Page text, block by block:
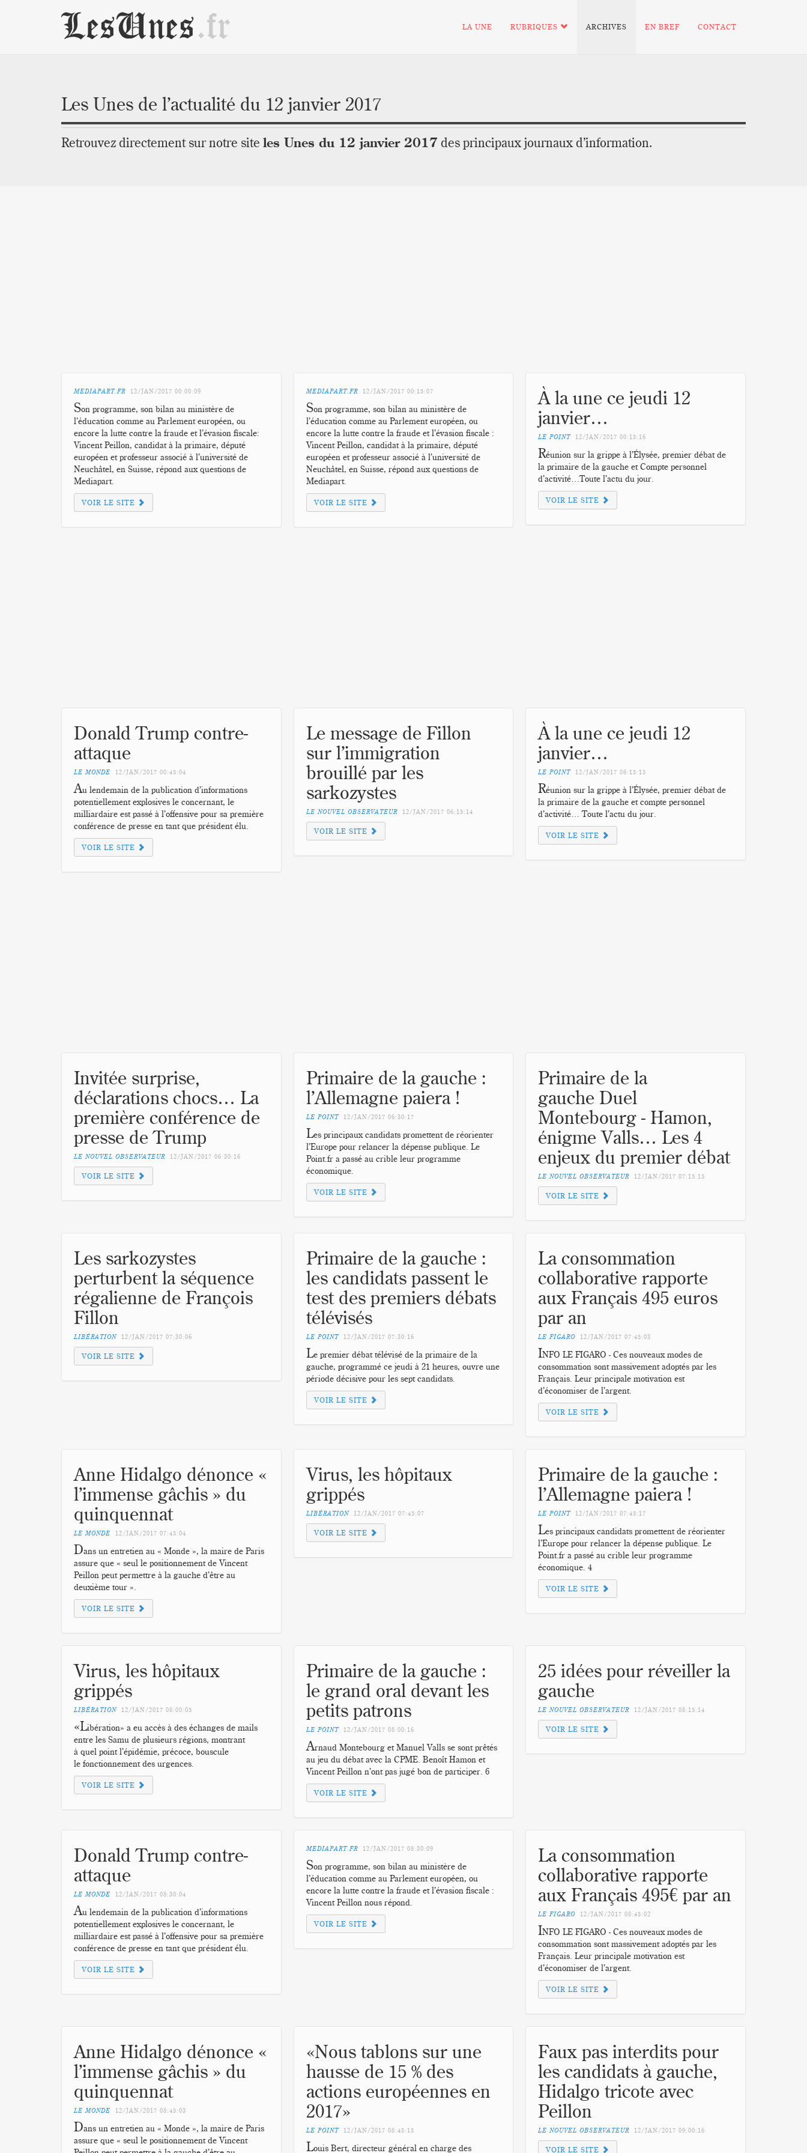
LesUnes.fr LA UNE RUBRIQUES ARCHIVES EN BREF CONTACT
Les Unes de l’actualité du 12 janvier 2017
Retrouvez directement sur notre site les Unes du 12 janvier 2017 des principaux journaux d’information.
MEDIAPART.FR 12/JAN/2017 00:00:09
Son programme, son bilan au ministère de
l’éducation comme au Parlement européen, ou
encore la lutte contre la fraude et l’évasion fiscale:
Vincent Peillon, candidat à la primaire, député
européen et professeur associé à l’université de
Neuchâtel, en Suisse, répond aux questions de
Mediapart.
VOIR LE SITE
MEDIAPART.FR 12/JAN/2017 00:15:07
Son programme, son bilan au ministère de
l’éducation comme au Parlement européen, ou
encore la lutte contre la fraude et l’évasion fiscale :
Vincent Peillon, candidat à la primaire, député
européen et professeur associé à l’université de
Neuchâtel, en Suisse, répond aux questions de
Mediapart.
VOIR LE SITE
À la une ce jeudi 12
janvier…
LE POINT 12/JAN/2017 00:15:16
Réunion sur la grippe à l’Élysée, premier débat de
la primaire de la gauche et Compte personnel
d’activité…Toute l’actu du jour.
VOIR LE SITE
Donald Trump contre-
attaque
LE MONDE 12/JAN/2017 00:45:04
Au lendemain de la publication d’informations
potentiellement explosives le concernant, le
milliardaire est passé à l’offensive pour sa première
conférence de presse en tant que président élu.
VOIR LE SITE
Le message de Fillon
sur l’immigration
brouillé par les
sarkozystes
LE NOUVEL OBSERVATEUR 12/JAN/2017 06:15:14
VOIR LE SITE
À la une ce jeudi 12
janvier…
LE POINT 12/JAN/2017 06:15:15
Réunion sur la grippe à l’Élysée, premier débat de
la primaire de la gauche et compte personnel
d’activité… Toute l’actu du jour.
VOIR LE SITE
Invitée surprise,
déclarations chocs… La
première conférence de
presse de Trump
LE NOUVEL OBSERVATEUR 12/JAN/2017 06:30:16
VOIR LE SITE
Primaire de la gauche :
l’Allemagne paiera !
LE POINT 12/JAN/2017 06:30:17
Les principaux candidats promettent de réorienter
l’Europe pour relancer la dépense publique. Le
Point.fr a passé au crible leur programme
économique.
VOIR LE SITE
Primaire de la
gauche Duel
Montebourg - Hamon,
énigme Valls… Les 4
enjeux du premier débat
LE NOUVEL OBSERVATEUR 12/JAN/2017 07:15:15
VOIR LE SITE
Les sarkozystes
perturbent la séquence
régalienne de François
Fillon
LIBÉRATION 12/JAN/2017 07:30:06
VOIR LE SITE
Primaire de la gauche :
les candidats passent le
test des premiers débats
télévisés
LE POINT 12/JAN/2017 07:30:16
Le premier débat télévisé de la primaire de la
gauche, programmé ce jeudi à 21 heures, ouvre une
période décisive pour les sept candidats.
VOIR LE SITE
La consommation
collaborative rapporte
aux Français 495 euros
par an
LE FIGARO 12/JAN/2017 07:45:03
INFO LE FIGARO - Ces nouveaux modes de
consommation sont massivement adoptés par les
Français. Leur principale motivation est
d’économiser de l’argent.
VOIR LE SITE
Anne Hidalgo dénonce «
l’immense gâchis » du
quinquennat
LE MONDE 12/JAN/2017 07:45:04
Dans un entretien au « Monde », la maire de Paris
assure que « seul le positionnement de Vincent
Peillon peut permettre à la gauche d’être au
deuxième tour ».
VOIR LE SITE
Virus, les hôpitaux
grippés
LIBÉRATION 12/JAN/2017 07:45:07
VOIR LE SITE
Primaire de la gauche :
l’Allemagne paiera !
LE POINT 12/JAN/2017 07:45:17
Les principaux candidats promettent de réorienter
l’Europe pour relancer la dépense publique. Le
Point.fr a passé au crible leur programme
économique. 4
VOIR LE SITE
Virus, les hôpitaux
grippés
LIBÉRATION 12/JAN/2017 08:00:05
«Libération» a eu accès à des échanges de mails
entre les Samu de plusieurs régions, montrant
à quel point l’épidémie, précoce, bouscule
le fonctionnement des urgences.
VOIR LE SITE
Primaire de la gauche :
le grand oral devant les
petits patrons
LE POINT 12/JAN/2017 08:00:16
Arnaud Montebourg et Manuel Valls se sont prêtés
au jeu du débat avec la CPME. Benoît Hamon et
Vincent Peillon n’ont pas jugé bon de participer. 6
VOIR LE SITE
25 idées pour réveiller la
gauche
LE NOUVEL OBSERVATEUR 12/JAN/2017 08:15:14
VOIR LE SITE
Donald Trump contre-
attaque
LE MONDE 12/JAN/2017 08:30:04
Au lendemain de la publication d’informations
potentiellement explosives le concernant, le
milliardaire est passé à l’offensive pour sa première
conférence de presse en tant que président élu.
VOIR LE SITE
MEDIAPART.FR 12/JAN/2017 08:30:09
Son programme, son bilan au ministère de
l’éducation comme au Parlement européen, ou
encore la lutte contre la fraude et l’évasion fiscale :
Vincent Peillon nous répond.
VOIR LE SITE
La consommation
collaborative rapporte
aux Français 495€ par an
LE FIGARO 12/JAN/2017 08:45:02
INFO LE FIGARO - Ces nouveaux modes de
consommation sont massivement adoptés par les
Français. Leur principale motivation est
d’économiser de l’argent.
VOIR LE SITE
Anne Hidalgo dénonce «
l’immense gâchis » du
quinquennat
LE MONDE 12/JAN/2017 08:45:03
Dans un entretien au « Monde », la maire de Paris
assure que « seul le positionnement de Vincent
«Nous tablons sur une
hausse de 15 % des
actions européennes en
2017»
LE POINT 12/JAN/2017 08:45:15
Louis Bert, directeur général en charge des
Faux pas interdits pour
les candidats à gauche,
Hidalgo tricote avec
Peillon
LE NOUVEL OBSERVATEUR 12/JAN/2017 09:00:16
VOIR LE SITE